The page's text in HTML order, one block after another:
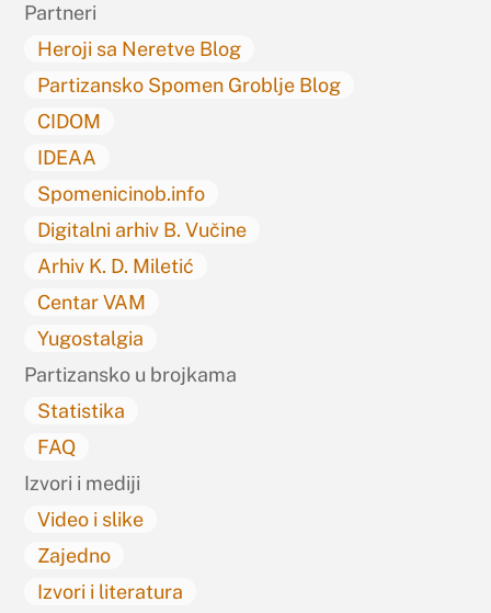
Partneri
Heroji sa Neretve Blog
Partizansko Spomen Groblje Blog
CIDOM
IDEAA
Spomenicinob.info
Digitalni arhiv B. Vučine
Arhiv K. D. Miletić
Centar VAM
Yugostalgia
Partizansko u brojkama
Statistika
FAQ
Izvori i mediji
Video i slike
Zajedno
Izvori i literatura